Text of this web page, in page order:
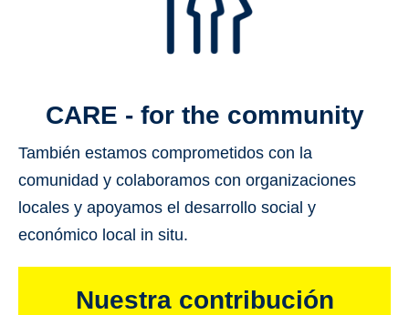
CARE - for the community
También estamos comprometidos con la
comunidad y colaboramos con organizaciones
locales y apoyamos el desarrollo social y
económico local in situ.
Nuestra contribución